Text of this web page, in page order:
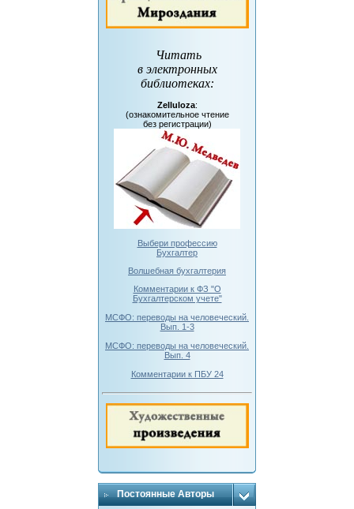
Читать
в электронных
библиотеках:
Zelluloza:
(ознакомительное чтение
без регистрации)
Выбери профессию
Бухгалтер
Волшебная бухгалтерия
Комментарии к ФЗ "О
Бухгалтерском учете"
МСФО: переводы на человеческий.
Вып. 1-3
МСФО: переводы на человеческий.
Вып. 4
Комментарии к ПБУ 24
Постоянные Авторы